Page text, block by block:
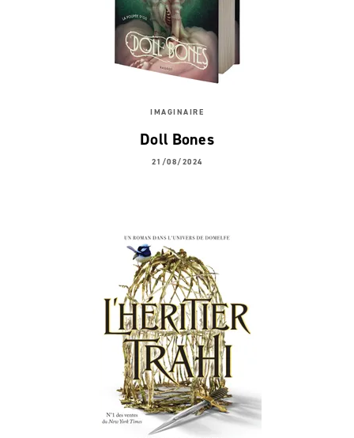
IMAGINAIRE
Doll Bones
21/08/2024